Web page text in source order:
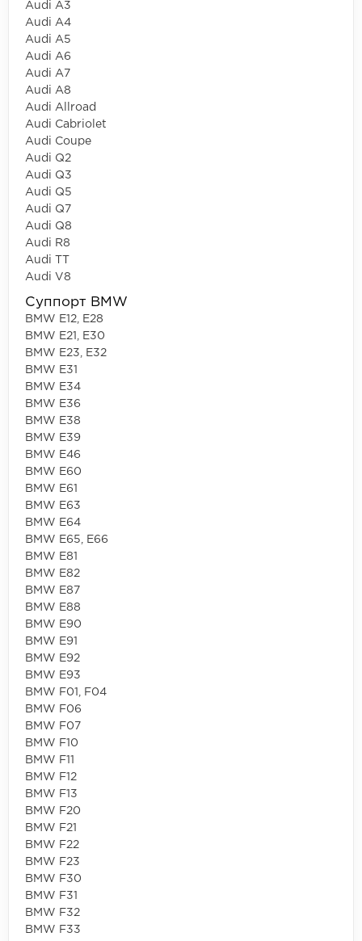
Audi A3
Audi A4
Audi A5
Audi A6
Audi A7
Audi A8
Audi Allroad
Audi Cabriolet
Audi Coupe
Audi Q2
Audi Q3
Audi Q5
Audi Q7
Audi Q8
Audi R8
Audi TT
Audi V8
Суппорт BMW
BMW E12, E28
BMW E21, E30
BMW E23, E32
BMW E31
BMW E34
BMW E36
BMW E38
BMW E39
BMW E46
BMW E60
BMW E61
BMW E63
BMW E64
BMW E65, E66
BMW E81
BMW E82
BMW E87
BMW E88
BMW E90
BMW E91
BMW E92
BMW E93
BMW F01, F04
BMW F06
BMW F07
BMW F10
BMW F11
BMW F12
BMW F13
BMW F20
BMW F21
BMW F22
BMW F23
BMW F30
BMW F31
BMW F32
BMW F33